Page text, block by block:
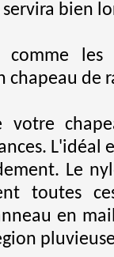
bien
comme
chapeau de
Le
toutes
en